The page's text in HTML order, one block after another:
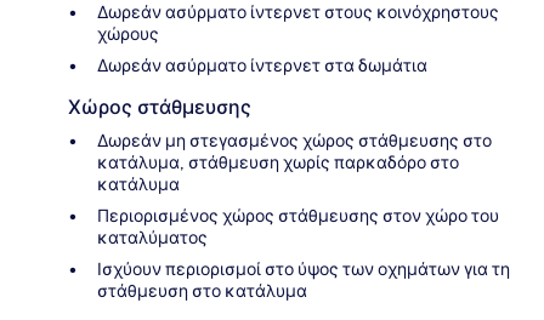
Δωρεάν ασύρματο ίντερνετ στους κοινόχρηστους
χώρους
Δωρεάν ασύρματο ίντερνετ στα δωμάτια
Χώρος στάθμευσης
Δωρεάν μη στεγασμένος χώρος στάθμευσης στο
κατάλυμα, στάθμευση χωρίς παρκαδόρο στο
κατάλυμα
Περιορισμένος χώρος στάθμευσης στον χώρο του
καταλύματος
Ισχύουν περιορισμοί στο ύψος των οχημάτων για τη
στάθμευση στο κατάλυμα